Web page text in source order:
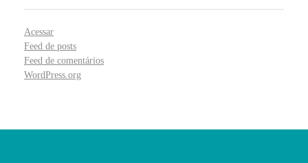
Acessar
Feed de posts
Feed de comentários
WordPress.org